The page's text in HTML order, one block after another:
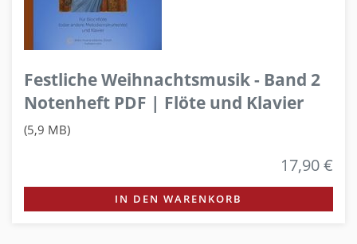
Festliche Weihnachtsmusik - Band 2
Notenheft PDF | Flöte und Klavier
(5,9 MB)
17,90 €
IN DEN WARENKORB